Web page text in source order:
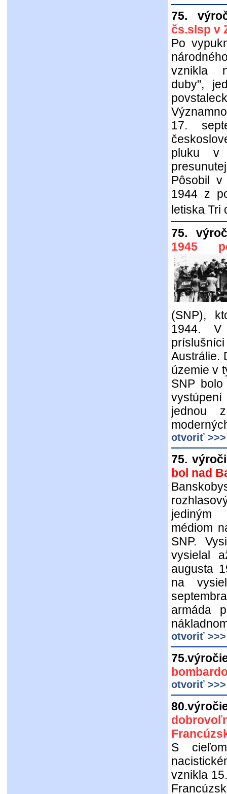
75.
čs.slsp v
Po
vznikla
duby",
17.
pluku v
Pôsobil
1944 z
letiska Tri
75.
1945
(SNP),
1944. V
Austrálie.
územie v
SNP
vystúpení
jednou
otvoriť >>>
75.
bol nad
médiom
SNP.
vysielal
augusta
na
armáda
otvoriť
otvoriť >>>
S
vznikla